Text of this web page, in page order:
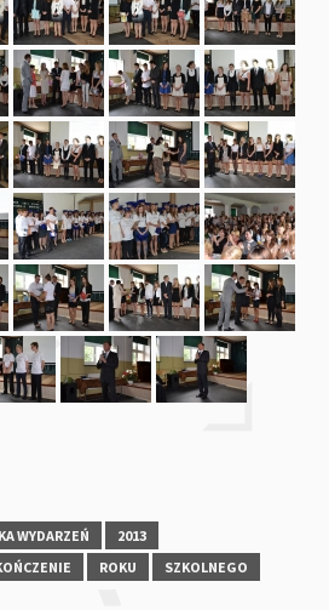
WYDARZEŃ
2013
ROKU
SZKOLNEGO